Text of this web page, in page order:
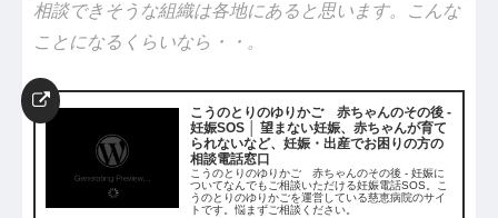
相談できそうな組織は各地にあると思います。こんな
ことになるくらいなら・・。
こうのとりのゆりかご 赤ちゃんのその後 -
妊娠SOS │ 望まない妊娠、赤ちゃんが育て
られないなど、妊娠・出産でお困りの方の
相談電話窓口
こうのとりのゆりかご 赤ちゃんのその後 - 妊娠に
ついてなんでもご相談いただける妊娠電話SOS。こ
うのとりのゆりかごを運営している慈恵病院のサイ
トです。悩まずご相談ください。